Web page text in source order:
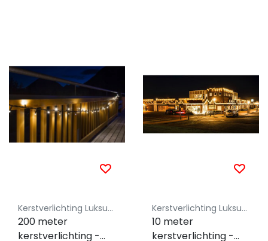
Kerstverlichting Luksus - Koppelbaar
200 meter
kerstverlichting -
Kerstverlichting Luksus - Koppelbaar
10 meter
kerstverlichting -